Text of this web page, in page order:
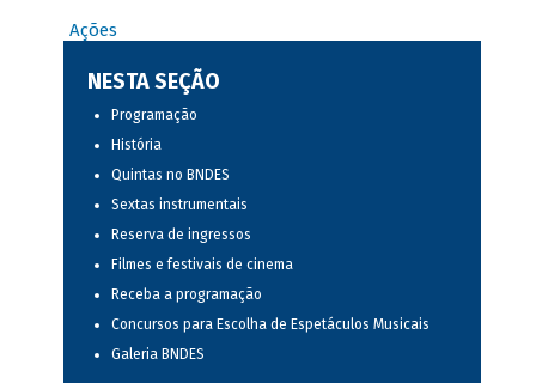
Ações
NESTA SEÇÃO
Programação
História
Quintas no BNDES
Sextas instrumentais
Reserva de ingressos
Filmes e festivais de cinema
Receba a programação
Concursos para Escolha de Espetáculos Musicais
Galeria BNDES